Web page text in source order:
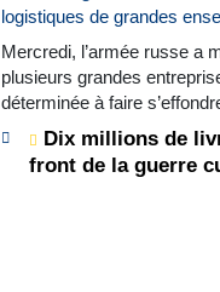
Mercredi, l’armée russe a
plusieurs grandes
déterminée à faire
Dix millions de
front de la guerre